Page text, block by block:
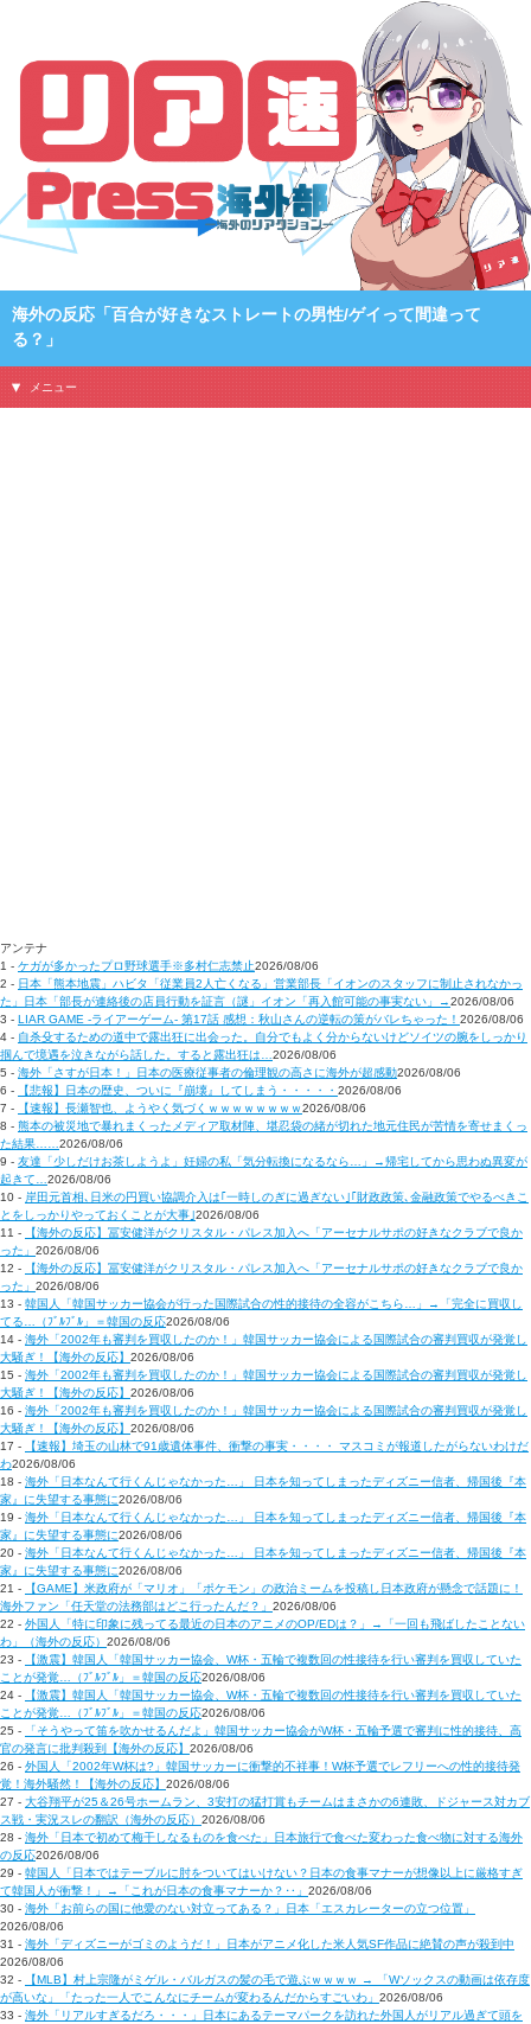
海外の反応「百合が好きなストレートの男性/ゲイって間違って
る？」
メニュー
アンテナ
1 - ケガが多かったプロ野球選手※多村仁志禁止2026/08/06
2 - 日本「熊本地震」ハビタ「従業員2人亡くなる」営業部長「イオンのスタッフに制止されなかっ
た」日本「部長が連絡後の店員行動を証言（謎」イオン「再入館可能の事実ない」→2026/08/06
3 - LIAR GAME -ライアーゲーム- 第17話 感想：秋山さんの逆転の策がバレちゃった！ 2026/08/06
4 - 自杀殳するための道中で露出狂に出会った。自分でもよく分からないけどソイツの腕をしっかり
掴んで境遇を泣きながら話した。すると露出狂は…2026/08/06
5 - 海外「さすが日本！」日本の医療従事者の倫理観の高さに海外が超感動2026/08/06
6 -
【悲報】日本の歴史、ついに『崩壊』してしまう・・・・・ 2026/08/06
7 -
【速報】長瀬智也、ようやく気づくｗｗｗｗｗｗｗｗ2026/08/06
8 - 熊本の被災地で暴れまくったメディア取材陣、堪忍袋の緒が切れた地元住民が苦情を寄せまくっ
た結果……2026/08/06
9 - 友達「少しだけお茶しようよ」妊婦の私「気分転換になるなら…」→帰宅してから思わぬ異変が
起きて…2026/08/06
10 - 岸田元首相､日米の円買い協調介入は｢一時しのぎに過ぎない｣｢財政政策､金融政策でやるべきこ
とをしっかりやっておくことが大事｣2026/08/06
11 -
【海外の反応】冨安健洋がクリスタル・パレス加入へ「アーセナルサポの好きなクラブで良か
った」 2026/08/06
12 -
【海外の反応】冨安健洋がクリスタル・パレス加入へ「アーセナルサポの好きなクラブで良か
った」 2026/08/06
13 - 韓国人「韓国サッカー協会が行った国際試合の性的接待の全容がこちら…」→「完全に買収し
てる…（ﾌﾞﾙﾌﾞﾙ」＝韓国の反応2026/08/06
14 - 海外「2002年も審判を買収したのか！」韓国サッカー協会による国際試合の審判買収が発覚し
大騒ぎ！【海外の反応】 2026/08/06
15 - 海外「2002年も審判を買収したのか！」韓国サッカー協会による国際試合の審判買収が発覚し
大騒ぎ！【海外の反応】 2026/08/06
16 - 海外「2002年も審判を買収したのか！」韓国サッカー協会による国際試合の審判買収が発覚し
大騒ぎ！【海外の反応】 2026/08/06
17 -
【速報】埼玉の山林で91歳遺体事件、衝撃の事実・・・・ マスコミが報道したがらないわけだ
わ2026/08/06
18 - 海外「日本なんて行くんじゃなかった…」 日本を知ってしまったディズニー信者、帰国後『本
家』に失望する事態に2026/08/06
19 - 海外「日本なんて行くんじゃなかった…」 日本を知ってしまったディズニー信者、帰国後『本
家』に失望する事態に2026/08/06
20 - 海外「日本なんて行くんじゃなかった…」 日本を知ってしまったディズニー信者、帰国後『本
家』に失望する事態に2026/08/06
21 -
【GAME】米政府が「マリオ」「ポケモン」の政治ミームを投稿し日本政府が懸念で話題に！
海外ファン「任天堂の法務部はどこ行ったんだ？」 2026/08/06
22 - 外国人「特に印象に残ってる最近の日本のアニメのOP/EDは？」→「一回も飛ばしたことない
わ」（海外の反応） 2026/08/06
23 -
【激震】韓国人「韓国サッカー協会、W杯・五輪で複数回の性接待を行い審判を買収していた
ことが発覚…（ﾌﾞﾙﾌﾞﾙ」＝韓国の反応2026/08/06
24 -
【激震】韓国人「韓国サッカー協会、W杯・五輪で複数回の性接待を行い審判を買収していた
ことが発覚…（ﾌﾞﾙﾌﾞﾙ」＝韓国の反応2026/08/06
25 -
「そうやって笛を吹かせるんだよ」韓国サッカー協会がW杯・五輪予選で審判に性的接待、高
官の発言に批判殺到【海外の反応】 2026/08/06
26 - 外国人「2002年W杯は?」韓国サッカーに衝撃的不祥事！W杯予選でレフリーへの性的接待発
覚！海外騒然！【海外の反応】 2026/08/06
27 - 大谷翔平が25＆26号ホームラン、3安打の猛打賞もチームはまさかの6連敗、ドジャース対カブ
ス戦・実況スレの翻訳（海外の反応） 2026/08/06
28 - 海外「日本で初めて梅干しなるものを食べた」日本旅行で食べた変わった食べ物に対する海外
の反応2026/08/06
29 - 韓国人「日本ではテーブルに肘をついてはいけない？日本の食事マナーが想像以上に厳格すぎ
て韓国人が衝撃！」→「これが日本の食事マナーか？‥」 2026/08/06
30 - 海外「お前らの国に他愛のない対立ってある？」日本「エスカレーターの立つ位置」
2026/08/06
31 - 海外「ディズニーがゴミのようだ！」日本がアニメ化した米人気SF作品に絶賛の声が殺到中
2026/08/06
32 -
【MLB】村上宗隆がミゲル・バルガスの髪の毛で遊ぶｗｗｗｗ → 「Wソックスの動画は依存度
が高いな」「たった一人でこんなにチームが変わるんだからすごいわ」 2026/08/06
33 - 海外「リアルすぎるだろ・・・」日本にあるテーマパークを訪れた外国人がリアル過ぎて頭を